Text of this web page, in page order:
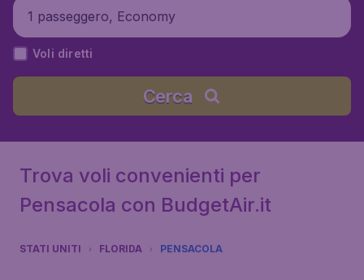
1 passeggero, Economy
Voli diretti
Cerca
Trova voli convenienti per
Pensacola con BudgetAir.it
STATI UNITI FLORIDA PENSACOLA